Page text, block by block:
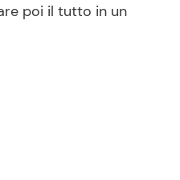
poi il tutto in un